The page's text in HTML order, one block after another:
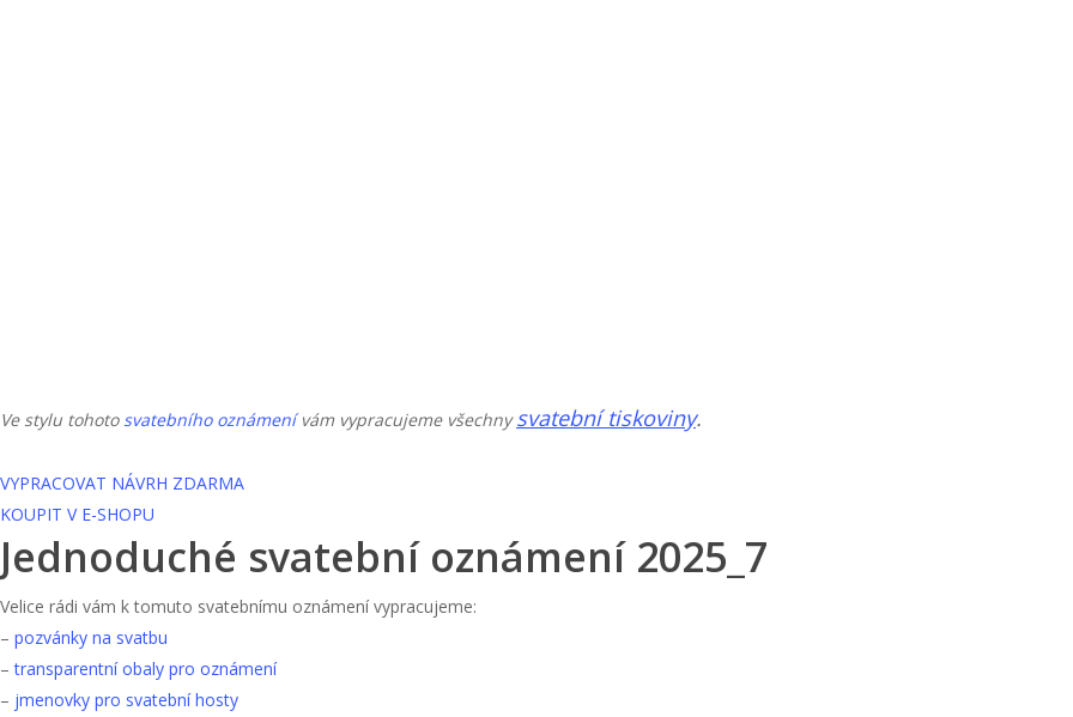
Ve stylu tohoto svatebního oznámenívám vypracujeme všechnysvatební tiskoviny.
VYPRACOVAT NÁVRH ZDARMA
KOUPIT V E-SHOPU
Jednoduché svatební oznámení 2025_7
Velice rádi vám k tomuto svatebnímu oznámení vypracujeme:
– pozvánky na svatbu
–transparentní obaly pro oznámení
– jmenovky pro svatební hosty